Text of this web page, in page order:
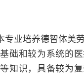
专业培养德智体美
础和较为系统的
知识，具备较为复